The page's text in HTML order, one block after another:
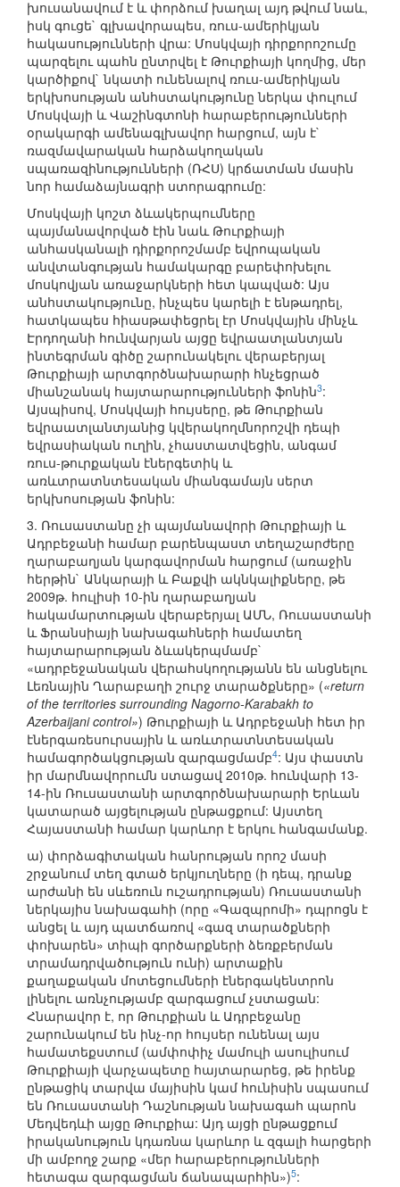
խուսանավում է և փորձում խաղալ այդ թվում նաև,
իսկ գուցե` գլխավորապես, ռուս-ամերիկյան
հակասությունների վրա: Մոսկվայի դիրքորոշումը
պարզելու պահն ընտրվել է Թուրքիայի կողմից, մեր
կարծիքով` նկատի ունենալով ռուս-ամերիկյան
երկխոսության անհստակությունը ներկա փուլում
Մոսկվայի և Վաշինգտոնի հարաբերությունների
օրակարգի ամենագլխավոր հարցում, այն է`
ռազմավարական հարձակողական
սպառազինությունների (ՌՀՍ) կրճատման մասին
նոր համաձայնագրի ստորագրումը:
Մոսկվայի կոշտ ձևակերպումները
պայմանավորված էին նաև Թուրքիայի
անհասկանալի դիրքորոշմամբ եվրոպական
անվտանգության համակարգը բարեփոխելու
մոսկովյան առաջարկների հետ կապված: Այս
անհստակությունը, ինչպես կարելի է ենթադրել,
հատկապես հիասթափեցրել էր Մոսկվային մինչև
Էրդողանի հունվարյան այցը եվրաատլանտյան
ինտեգրման գիծը շարունակելու վերաբերյալ
Թուրքիայի արտգործնախարարի հնչեցրած
միանշանակ հայտարարությունների ֆոնին3:
Այսպիսով, Մոսկվայի հույսերը, թե Թուրքիան
եվրաատլանտյանից կվերակողմնորոշվի դեպի
եվրասիական ուղին, չհաստատվեցին, անգամ
ռուս-թուրքական էներգետիկ և
առևտրատնտեսական միանգամայն սերտ
երկխոսության ֆոնին:
3. Ռուսաստանը չի պայմանավորի Թուրքիայի և
Ադրբեջանի համար բարենպաստ տեղաշարժերը
ղարաբաղյան կարգավորման հարցում (առաջին
հերթին` Անկարայի և Բաքվի ակնկալիքները, թե
2009թ. հուլիսի 10-ին ղարաբաղյան
հակամարտության վերաբերյալ ԱՄՆ, Ռուսաստանի
և Ֆրանսիայի նախագահների համատեղ
հայտարարության ձևակերպմամբ`
«ադրբեջանական վերահսկողությանն են անցնելու
Լեռնային Ղարաբաղի շուրջ տարածքները» («return
of the territories surrounding Nagorno-Karabakh to
Azerbaijani control») Թուրքիայի և Ադրբեջանի հետ իր
էներգառեսուրսային և առևտրատնտեսական
համագործակցության զարգացմամբ4: Այս փաստն
իր մարմնավորումն ստացավ 2010թ. հունվարի 13-
14-ին Ռուսաստանի արտգործնախարարի Երևան
կատարած այցելության ընթացքում: Այստեղ
Հայաստանի համար կարևոր է երկու հանգամանք.
ա) փորձագիտական հանրության որոշ մասի
շրջանում տեղ գտած երկյուղները (ի դեպ, դրանք
արժանի են սևեռուն ուշադրության) Ռուսաստանի
ներկայիս նախագահի (որը «Գազպրոմի» դպրոցն է
անցել և այդ պատճառով «գազ տարածքների
փոխարեն» տիպի գործարքների ձեռքբերման
տրամադրվածություն ունի) արտաքին
քաղաքական մոտեցումների էներգակենտրոն
լինելու առնչությամբ զարգացում չստացան:
Հնարավոր է, որ Թուրքիան և Ադրբեջանը
շարունակում են ինչ-որ հույսեր ունենալ այս
համատեքստում (ամփոփիչ մամուլի ասուլիսում
Թուրքիայի վարչապետը հայտարարեց, թե իրենք
ընթացիկ տարվա մայիսին կամ հունիսին սպասում
են Ռուսաստանի Դաշնության նախագահ պարոն
Մեդվեդևի այցը Թուրքիա: Այդ այցի ընթացքում
իրականություն կդառնա կարևոր և զգալի հարցերի
մի ամբողջ շարք «մեր հարաբերությունների
հետագա զարգացման ճանապարհին»)5: